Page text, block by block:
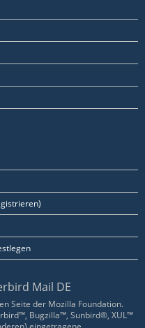
Mail DE
Seite der Mozilla Foundation.
Bugzilla™, Sunbird®, XUL™